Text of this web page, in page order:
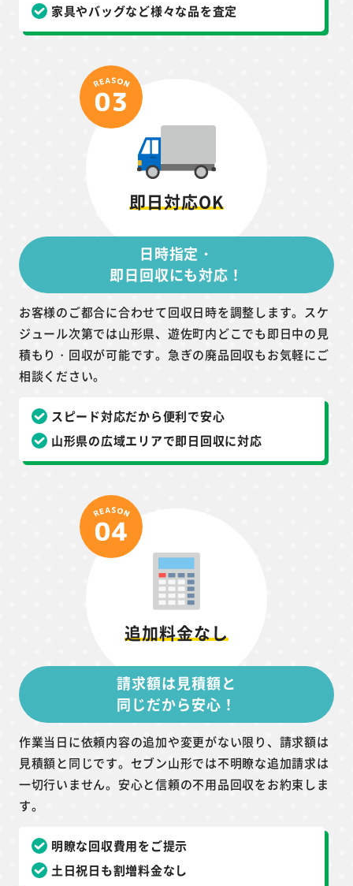
家具やバッグなど様々な品を査定
即日対応OK
日時指定・
即日回収にも対応！
お客様のご都合に合わせて回収日時を調整します。スケ
ジュール次第では山形県、遊佐町内どこでも即日中の見
積もり・回収が可能です。急ぎの廃品回収もお気軽にご
相談ください。
スピード対応だから便利で安心
山形県の広域エリアで即日回収に対応
追加料金なし
請求額は見積額と
同じだから安心！
作業当日に依頼内容の追加や変更がない限り、請求額は
見積額と同じです。セブン山形では不明瞭な追加請求は
一切行いません。安心と信頼の不用品回収をお約束しま
す。
明瞭な回収費用をご提示
土日祝日も割増料金なし